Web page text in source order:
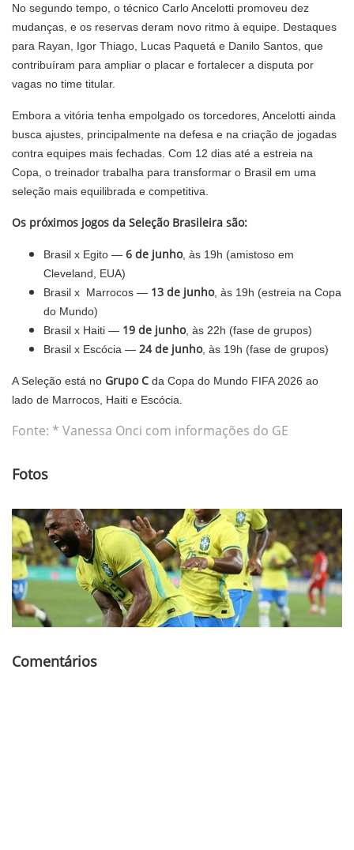
No segundo tempo, o técnico Carlo Ancelotti promoveu dez
mudanças, e os reservas deram novo ritmo à equipe. Destaques
para Rayan, Igor Thiago, Lucas Paquetá e Danilo Santos, que
contribuíram para ampliar o placar e fortalecer a disputa por
vagas no time titular.
Embora a vitória tenha empolgado os torcedores, Ancelotti ainda
busca ajustes, principalmente na defesa e na criação de jogadas
contra equipes mais fechadas. Com 12 dias até a estreia na
Copa, o treinador trabalha para transformar o Brasil em uma
seleção mais equilibrada e competitiva.
Os próximos jogos da Seleção Brasileira são:
Brasil x Egito — 6 de junho, às 19h (amistoso em
Cleveland, EUA)
Brasil x Marrocos — 13 de junho, às 19h (estreia na Copa
do Mundo)
Brasil x Haiti — 19 de junho, às 22h (fase de grupos)
Brasil x Escócia — 24 de junho, às 19h (fase de grupos)
A Seleção está no Grupo C da Copa do Mundo FIFA 2026 ao
lado de Marrocos, Haiti e Escócia.
Fonte: * Vanessa Onci com informações do GE
Fotos
Comentários